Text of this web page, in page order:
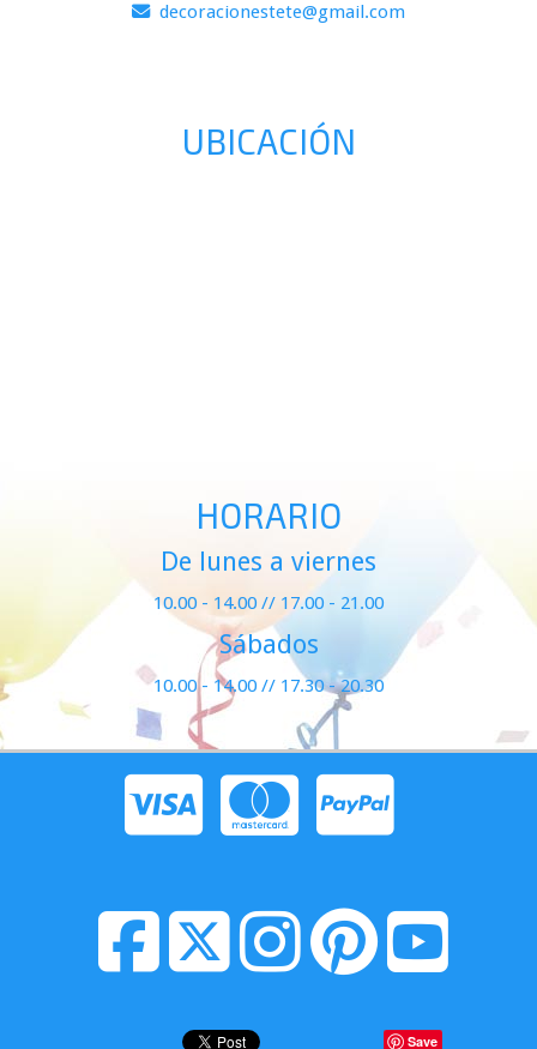
decoracionestete
gmail.com
UBICACIÓN
HORARIO
De lunes a viernes
10.00 - 14.00 // 17.00 - 21.00
Sábados
10.00 - 14.00 // 17.30 - 20.30
Save